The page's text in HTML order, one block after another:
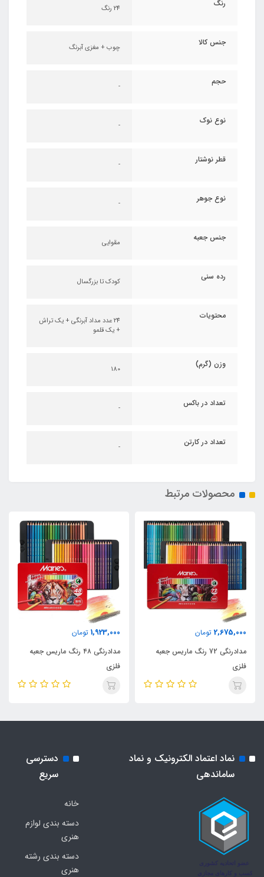
رنگ 24 رنگ
جنس کالا چوب + مغزی آبرنگ
حجم -
نوع نوک -
قطر نوشتار -
نوع جوهر -
جنس جعبه مقوایی
رده سنی کودک تا بزرگسال
محتویات
24 عدد مداد آبرنگی + یک تراش
+ یک قلمو
وزن (گرم) 180
تعداد در باکس -
تعداد در کارتن -
محصولات مرتبط
2,675,000 تومان
مدادرنگی 72 رنگ ماریس جعبه
فلزی
1,923,000 تومان
مدادرنگی ۴۸ رنگ ماریس جعبه
فلزی
نماد اعتماد الکترونیک و نماد
ساماندهی
دسترسی
سریع
خانه
دسته بندی لوازم
هنری
دسته بندی رشته
هنری